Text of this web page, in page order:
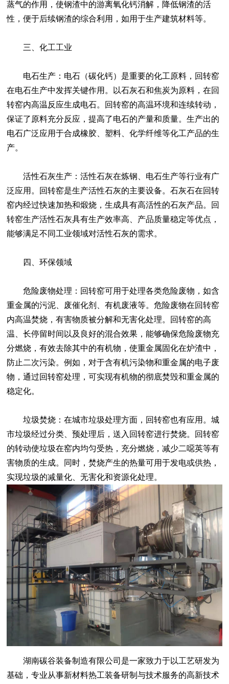
蒸气的作用，使钢渣中的游离氧化钙消解，降低钢渣的活
性，便于后续钢渣的综合利用，如用于生产建筑材料等。
三、化工工业
电石生产：电石（碳化钙）是重要的化工原料，回转窑
在电石生产中发挥关键作用。以石灰石和焦炭为原料，在回
转窑内高温反应生成电石。回转窑的高温环境和连续转动，
保证了原料充分反应，提高了电石的产量和质量。生产出的
电石广泛应用于合成橡胶、塑料、化学纤维等化工产品的生
产。
活性石灰生产：活性石灰在炼钢、电石生产等行业有广
泛应用。回转窑是生产活性石灰的主要设备。石灰石在回转
窑内经过快速加热和煅烧，生成具有高活性的石灰产品。回
转窑生产活性石灰具有生产效率高、产品质量稳定等优点，
能够满足不同工业领域对活性石灰的需求。
四、环保领域
危险废物处理：回转窑可用于处理各类危险废物，如含
重金属的污泥、废催化剂、有机废液等。危险废物在回转窑
内高温焚烧，有害物质被分解和无害化处理。回转窑的高
温、长停留时间以及良好的混合效果，能够确保危险废物充
分燃烧，有效去除其中的有机物，使重金属固化在炉渣中，
防止二次污染。例如，对于含有机污染物和重金属的电子废
物，通过回转窑处理，可实现有机物的彻底焚毁和重金属的
稳定化。
垃圾焚烧：在城市垃圾处理方面，回转窑也有应用。城
市垃圾经过分类、预处理后，送入回转窑进行焚烧。回转窑
的转动使垃圾在窑内均匀受热，充分燃烧，减少二噁英等有
害物质的生成。同时，焚烧产生的热量可用于发电或供热，
实现垃圾的减量化、无害化和资源化处理。
湖南碳谷装备制造有限公司是一家致力于以工艺研发为
基础，专业从事新材料热工装备研制与技术服务的高新技术